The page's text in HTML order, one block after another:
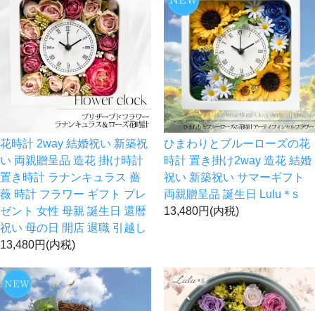
花時計 2way 結婚祝い 新築祝
い 両親贈呈品 造花 掛け時計
置き時計 ラナンキュラス 薔
薇 時計 フラワー ギフト プレ
ゼント 女性 母親 誕生日 還暦
祝い 母の日 開店 退職 引越し
13,480円(内税)
ひまわりとブルーローズの花
時計 置き掛け2way 造花 結婚
祝い 新築祝い サマーギフト
両親贈呈品 誕生日 Lulu＊s
13,480円(内税)